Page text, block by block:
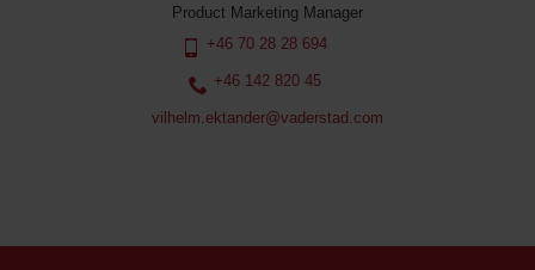
Product Marketing Manager
+46 70 28 28 694
+46 142 820 45
vilhelm.ektander@vaderstad.com